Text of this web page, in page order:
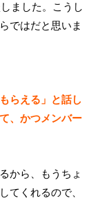
ました。こうし
ではだと思いま
らえる」と話し
、かつメンバー
から、もうちょ
てくれるので、